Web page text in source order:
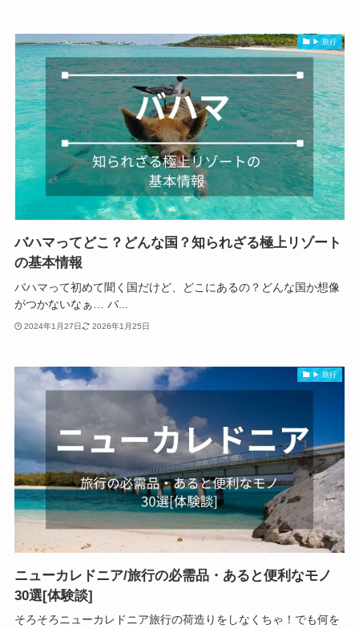
▶ 旅行
バハマってどこ？どんな国？知られざる極上リゾート
の基本情報
バハマって初めて聞く国だけど、どこにあるの？どんな国か想像
がつかないなぁ… バ...
2024年1月27日 2026年1月25日
▶ 旅行
ニューカレドニア/旅行の必需品・あると便利なモノ
30選[体験談]
そろそろニューカレドニア旅行の荷造りをしなくちゃ！でも何を